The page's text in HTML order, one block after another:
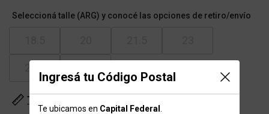
Ingresá tu Código Postal
Te ubicamos en Capital Federal
Seleccioná talle (ARG) y conocé las opciones de retiro/envío
Tabla de talles